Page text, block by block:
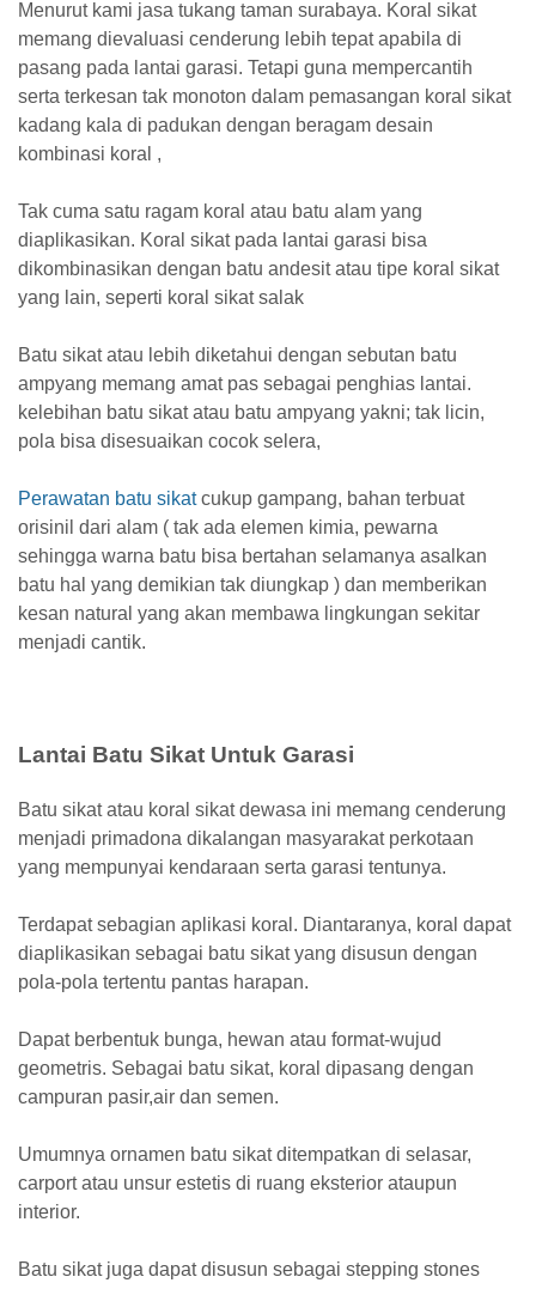
Menurut kami jasa tukang taman surabaya. Koral sikat
memang dievaluasi cenderung lebih tepat apabila di
pasang pada lantai garasi. Tetapi guna mempercantih
serta terkesan tak monoton dalam pemasangan koral sikat
kadang kala di padukan dengan beragam desain
kombinasi koral ,
Tak cuma satu ragam koral atau batu alam yang
diaplikasikan. Koral sikat pada lantai garasi bisa
dikombinasikan dengan batu andesit atau tipe koral sikat
yang lain, seperti koral sikat salak
Batu sikat atau lebih diketahui dengan sebutan batu
ampyang memang amat pas sebagai penghias lantai.
kelebihan batu sikat atau batu ampyang yakni; tak licin,
pola bisa disesuaikan cocok selera,
Perawatan batu sikatcukup gampang, bahan terbuat
orisinil dari alam ( tak ada elemen kimia, pewarna
sehingga warna batu bisa bertahan selamanya asalkan
batu hal yang demikian tak diungkap ) dan memberikan
kesan natural yang akan membawa lingkungan sekitar
menjadi cantik.
Lantai Batu Sikat Untuk Garasi
Batu sikat atau koral sikat dewasa ini memang cenderung
menjadi primadona dikalangan masyarakat perkotaan
yang mempunyai kendaraan serta garasi tentunya.
Terdapat sebagian aplikasi koral. Diantaranya, koral dapat
diaplikasikan sebagai batu sikat yang disusun dengan
pola-pola tertentu pantas harapan.
Dapat berbentuk bunga, hewan atau format-wujud
geometris. Sebagai batu sikat, koral dipasang dengan
campuran pasir,air dan semen.
Umumnya ornamen batu sikat ditempatkan di selasar,
carport atau unsur estetis di ruang eksterior ataupun
interior.
Batu sikat juga dapat disusun sebagai stepping stones